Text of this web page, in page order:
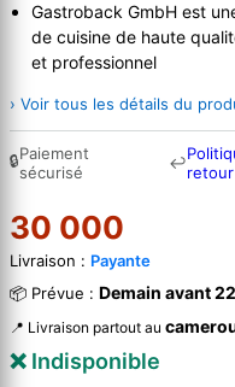
Gastroback GmbH est
de cuisine de haute
et professionnel
› Voir tous les détails du
🔒Paiement
sécurisé
↩retour
30 000
Livraison : Payante
📦 Prévue : Demain avant
📍 Livraison partout au
❌ Indisponible